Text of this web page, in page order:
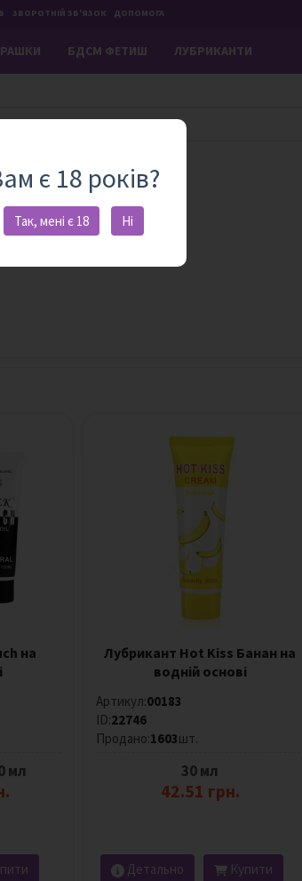
є 18 років?
Так, мені є 18 Ні
ЗВОРОТНІЙ ЗВ'ЯЗОК ДОПОМОГА
БДСМ ФЕТИШ ЛУБРИКАНТИ
на
мл
Лубрикант Hot Kiss Банан на
водній основі
Артикул:00183
ID:22746
Продано:1603шт.
30 мл
42.51 грн.
Детально Купити